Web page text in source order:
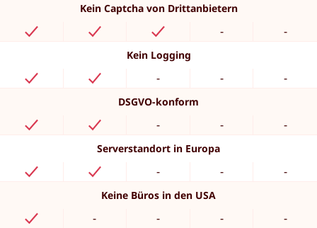
Kein Captcha von Drittanbietern
- -
Kein Logging
- - -
DSGVO-konform
- - -
Serverstandort in Europa
- - -
Keine Büros in den USA
- - - -